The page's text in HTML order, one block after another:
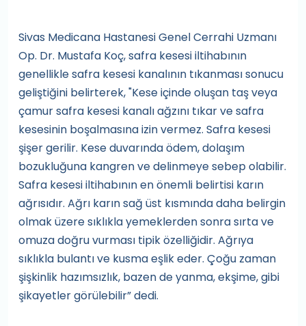
Sivas Medicana Hastanesi Genel Cerrahi Uzmanı
Op. Dr. Mustafa Koç, safra kesesi iltihabının
genellikle safra kesesi kanalının tıkanması sonucu
geliştiğini belirterek, "Kese içinde oluşan taş veya
çamur safra kesesi kanalı ağzını tıkar ve safra
kesesinin boşalmasına izin vermez. Safra kesesi
şişer gerilir. Kese duvarında ödem, dolaşım
bozukluğuna kangren ve delinmeye sebep olabilir.
Safra kesesi iltihabının en önemli belirtisi karın
ağrısıdır. Ağrı karın sağ üst kısmında daha belirgin
olmak üzere sıklıkla yemeklerden sonra sırta ve
omuza doğru vurması tipik özelliğidir. Ağrıya
sıklıkla bulantı ve kusma eşlik eder. Çoğu zaman
şişkinlik hazımsızlık, bazen de yanma, ekşime, gibi
şikayetler görülebilir” dedi.